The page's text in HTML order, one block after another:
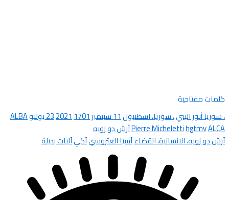
كلمات مفتاحية
، سوريا أنور البني، سوريا، اسطنبول11 سبتمبر 1701
202123 يوليو
ALBA
ALCA
hgtmv
Pierre Michelettiآرش دو زويه
آرش دو زويه، الانسانية، القضاءآسيا العتروسيآكيآليات بديلة